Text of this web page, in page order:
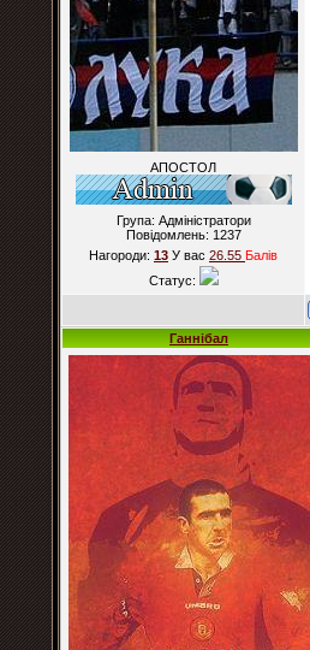
АПОСТОЛ
Група: Адміністратори
Повідомлень: 1237
Нагороди: 13 У вас 26.55 Балiв
Статус:
Ганнібал